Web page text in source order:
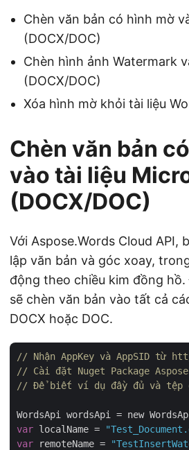
Chèn văn bản có hình mờ
(DOCX/DOC)
Chèn hình ảnh Watermark
(DOCX/DOC)
Xóa hình mờ khỏi tài liệu
Chèn văn bản
vào tài liệu
(DOCX/DOC)
Với Aspose.Words Cloud API,
lập văn bản và góc xoay,
động theo chiều kim đồng hồ.
sẽ chèn văn bản vào tất cả
DOCX hoặc DOC.
// Nhận AppKey và AppSID từ
// Cài đặt Nuget Package
// Để biết ví dụ đầy đủ và tệp
var localName =
var remoteName =